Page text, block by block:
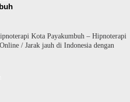
Kota Payakumbuh – Hipnoterapi
/ Jarak jauh di Indonesia dengan